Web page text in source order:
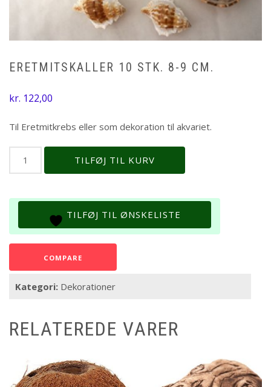
ERETMITSKALLER 10 STK. 8-9 CM.
kr. 122,00
Til Eretmitkrebs eller som dekoration til akvariet.
antal
TILFØJ TIL KURV
TILFØJ TIL ØNSKELISTE
COMPARE
Kategori: Dekorationer
RELATEREDE VARER